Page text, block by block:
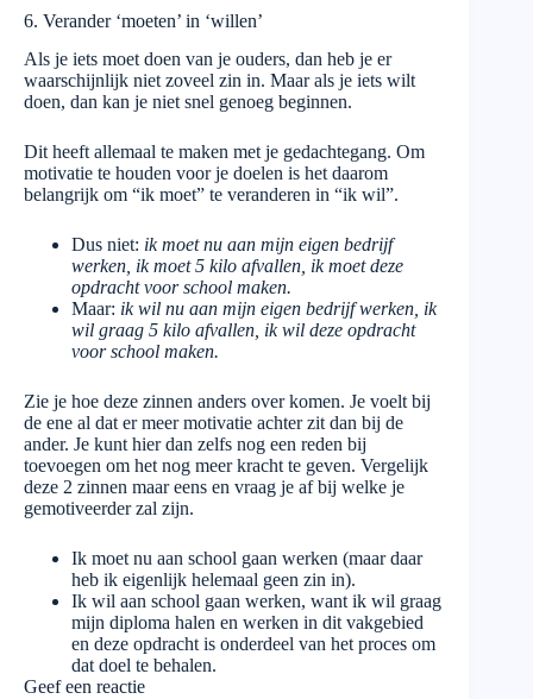
6. Verander ‘moeten’ in ‘willen’
Als je iets moet doen van je ouders, dan heb je er
waarschijnlijk niet zoveel zin in. Maar als je iets wilt
doen, dan kan je niet snel genoeg beginnen.
Dit heeft allemaal te maken met je gedachtegang. Om
motivatie te houden voor je doelen is het daarom
belangrijk om “ik moet” te veranderen in “ik wil”.
Dus niet: ik moet nu aan mijn eigen bedrijf
werken, ik moet 5 kilo afvallen, ik moet deze
opdracht voor school maken.
Maar: ik wil nu aan mijn eigen bedrijf werken, ik
wil graag 5 kilo afvallen, ik wil deze opdracht
voor school maken.
Zie je hoe deze zinnen anders over komen. Je voelt bij
de ene al dat er meer motivatie achter zit dan bij de
ander. Je kunt hier dan zelfs nog een reden bij
toevoegen om het nog meer kracht te geven. Vergelijk
deze 2 zinnen maar eens en vraag je af bij welke je
gemotiveerder zal zijn.
Ik moet nu aan school gaan werken (maar daar
heb ik eigenlijk helemaal geen zin in).
Ik wil aan school gaan werken, want ik wil graag
mijn diploma halen en werken in dit vakgebied
en deze opdracht is onderdeel van het proces om
dat doel te behalen.
Geef een reactie